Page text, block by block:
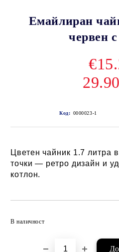
Емайлиран
червен
Код: 0000023-1
Цветен чайник 1.7 литра
точки — ретро дизайн и
котлон.
В наличност